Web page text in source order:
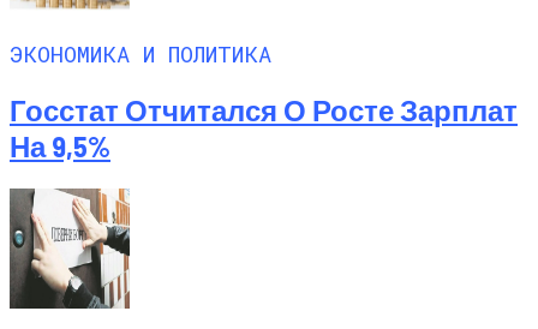
ЭКОНОМИКА И ПОЛИТИКА
Госстат Отчитался О Росте Зарплат
На 9,5%